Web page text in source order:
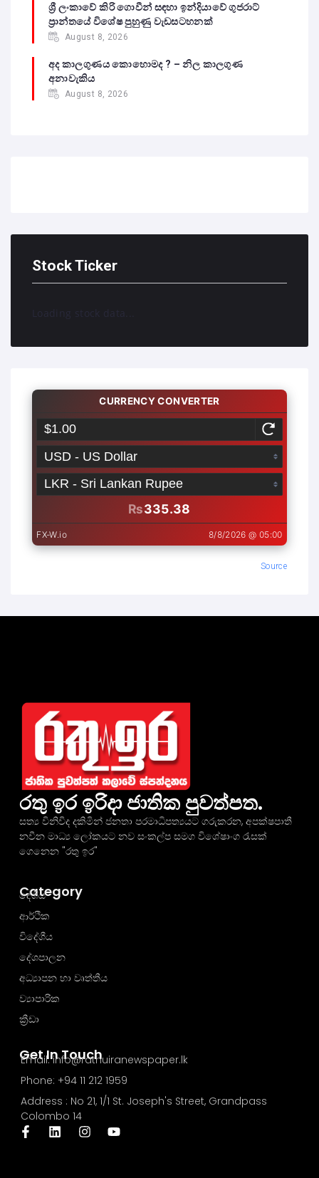
ශ්‍රී ලංකාවේ කිරි ගොවීන් සඳහා ඉන්දියාවේ ගුජරාට්
ප්‍රාන්තයේ විශේෂ පුහුණු වැඩසටහනක්
August 8, 2026
අද කාලගුණය කොහොමද ? – නිල කාලගුණ
අනාවැකිය
August 8, 2026
Stock Ticker
Loading stock data...
Source
රතු ඉර ඉරිදා ජාතික පුවත්පත.
සත්‍ය විනිවිද දකිමින් ජනතා පරමාධිපත්‍යයට ගරුකරන, අපක්ෂපාතී
නවීන මාධ්‍ය ලෝකයට නව සංකල්ප සමග විශේෂාංග රැසක්
ගෙනෙන "රතු ඉර"
Get In Touch
Email: info@rathuiranewspaper.lk
Phone: +94 11 212 1959
Address : No 21, 1/1 St. Joseph's Street, Grandpass
Colombo 14
Category
දේශීය
ආර්ථික
විදේශීය
දේශපාලන
අධ්‍යාපන හා වෘත්තීය
ව්‍යාපාරික
ක්‍රීඩා